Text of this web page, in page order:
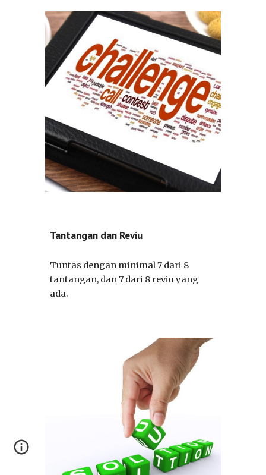
Tantangan dan Reviu
Tuntas dengan minimal 7 dari 8
tantangan, dan 7 dari 8 reviu yang
ada.